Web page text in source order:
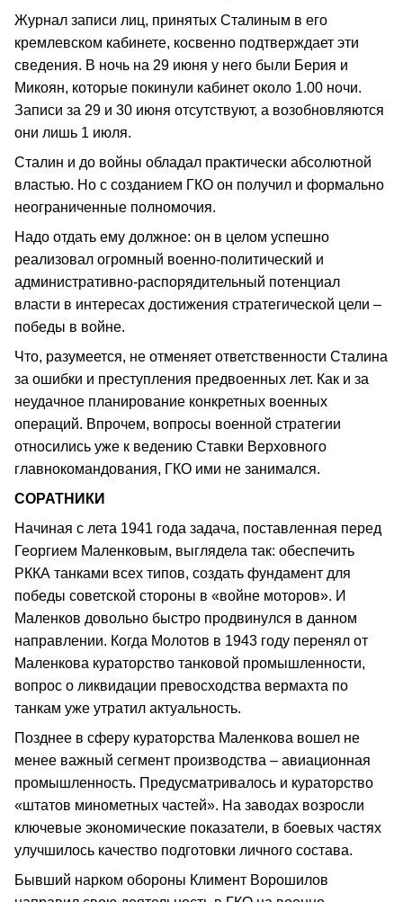
Журнал записи лиц, принятых Сталиным в его
кремлевском кабинете, косвенно подтверждает эти
сведения. В ночь на 29 июня у него были Берия и
Микоян, которые покинули кабинет около 1.00 ночи.
Записи за 29 и 30 июня отсутствуют, а возобновляются
они лишь 1 июля.
Сталин и до войны обладал практически абсолютной
властью. Но с созданием ГКО он получил и формально
неограниченные полномочия.
Надо отдать ему должное: он в целом успешно
реализовал огромный военно-политический и
административно-распорядительный потенциал
власти в интересах достижения стратегической цели –
победы в войне.
Что, разумеется, не отменяет ответственности Сталина
за ошибки и преступления предвоенных лет. Как и за
неудачное планирование конкретных военных
операций. Впрочем, вопросы военной стратегии
относились уже к ведению Ставки Верховного
главнокомандования, ГКО ими не занимался.
СОРАТНИКИ
Начиная с лета 1941 года задача, поставленная перед
Георгием Маленковым, выглядела так: обеспечить
РККА танками всех типов, создать фундамент для
победы советской стороны в «войне моторов». И
Маленков довольно быстро продвинулся в данном
направлении. Когда Молотов в 1943 году перенял от
Маленкова кураторство танковой промышленности,
вопрос о ликвидации превосходства вермахта по
танкам уже утратил актуальность.
Позднее в сферу кураторства Маленкова вошел не
менее важный сегмент производства – авиационная
промышленность. Предусматривалось и кураторство
«штатов минометных частей». На заводах возросли
ключевые экономические показатели, в боевых частях
улучшилось качество подготовки личного состава.
Бывший нарком обороны Климент Ворошилов